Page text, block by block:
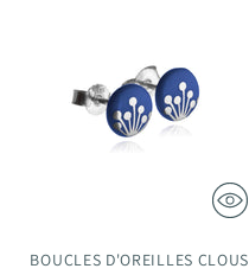
BOUCLES D'OREILLES CLOUS